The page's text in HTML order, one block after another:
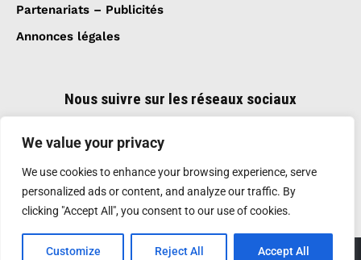
We value your privacy
We use cookies to enhance your browsing experience, serve
personalized ads or content, and analyze our traffic. By
clicking "Accept All", you consent to our use of cookies.
Customize Reject All Accept All
Partenariats – Publicités
Annonces légales
Nous suivre sur les réseaux sociaux
Création et réalisation :GDM-Pixel , tous droits